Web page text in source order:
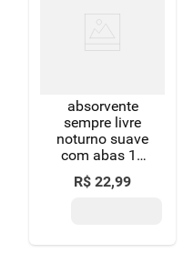
absorvente
sempre livre
noturno suave
com abas 16
unidades leve
mais pague
R$ 22,99